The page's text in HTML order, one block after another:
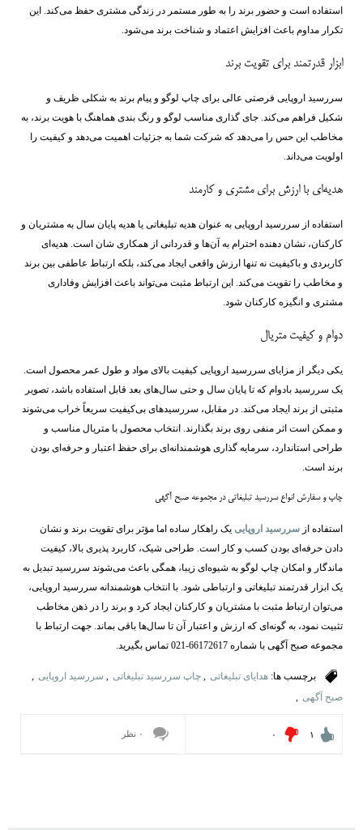
استفاده است و حضور برند را به طور مستمر در زندگی مشتری حفظ می‌کند. این
تکرار مداوم باعث افزایش اعتماد و شناخت برند می‌شود.
ابزار قدرتمند برای تقویت برند
سررسید اروپایی فرصتی عالی برای چاپ لوگو و پیام برند به شکلی ظریف و
شکیل فراهم می‌کند. جای گذاری مناسب لوگو و رنگ ‌بندی هماهنگ با هویت برند، به
مخاطب این حس را می‌دهد که شرکت شما به جزئیات اهمیت می‌دهد و کیفیت را
اولویت می‌داند.
هدیه‌ای با ارزش برای مشتری و کارمند
استفاده از سررسید اروپایی به عنوان هدیه تبلیغاتی یا هدیه پایان سال به مشتریان و
کارکنان، نشان ‌دهنده احترام به آن‌ها و قدردانی از همکاری ‌شان است. هدیه‌ای
کاربردی و باکیفیت نه تنها ارزش واقعی ایجاد می‌کند، بلکه ارتباط عاطفی بین برند
و مخاطب را تقویت می‌کند. این ارتباط مثبت می‌تواند باعث افزایش وفاداری
مشتری و انگیزه کارکنان شود.
دوام و کیفیت متریال
یکی دیگر از مزایای سررسید اروپایی کیفیت بالای مواد و طول عمر محصول است.
یک سررسید بادوام که تا پایان سال و حتی سال‌های بعد قابل استفاده باشد، تصویر
مثبتی از برند ایجاد می‌کند. در مقابل، سررسیدهای بی‌کیفیت سریعاً خراب می‌شوند
و ممکن است اثر منفی روی برند بگذارند. انتخاب محصول با متریال مناسب و
طراحی استاندارد، سرمایه‌ گذاری هوشمندانه‌ای برای حفظ اعتبار و حرفه‌ای بودن
برند است.
چاپ و سفارش انواع سررسید تبلیغاتی در مجموعه صبح آگهی
استفاده از سررسید اروپایی یک راهکار ساده اما مؤثر برای تقویت برند و نشان
دادن حرفه‌ای بودن کسب ‌و کار است. طراحی شیک، کاربرد پذیری بالا، کیفیت
ماندگار و امکان چاپ لوگو به شیوه‌ای زیبا، همگی باعث می‌شوند سررسید تبدیل به
یک ابزار قدرتمند تبلیغاتی و ارتباطی شود. با انتخاب هوشمندانه سررسید اروپایی،
می‌توان ارتباط مثبت با مشتریان و کارکنان ایجاد کرد و برند را در ذهن مخاطب
تثبیت نمود، به گونه‌ای که ارزش و اعتبار آن تا سال‌ها باقی بماند. جهت ارتباط با
مجموعه صبح آگهی با شماره 66172617-021 تماس بگیرید.
برچسب ها: هدایای تبلیغاتی , چاپ سررسید تبلیغاتی , سررسید اروپایی ,
صبح آگهی ,
۱ ۰ ۰ نظر